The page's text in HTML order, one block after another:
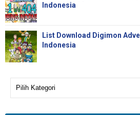
Indonesia
List Download Digimon
Indonesia